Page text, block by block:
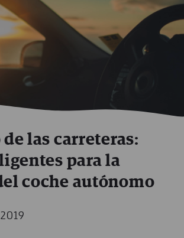
las carreteras:
para la
coche autónomo